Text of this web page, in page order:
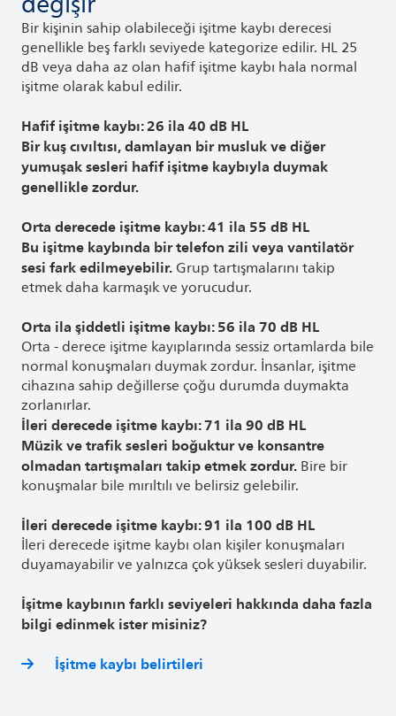
Bir kişinin sahip olabileceği işitme kaybı derecesi
genellikle beş farklı seviyede kategorize edilir. HL 25
dB veya daha az olan hafif işitme kaybı hala normal
işitme olarak kabul edilir.
Hafif işitme kaybı: 26 ila 40 dB HL
Bir kuş cıvıltısı, damlayan bir musluk ve diğer
yumuşak sesleri hafif işitme kaybıyla duymak
genellikle zordur.
Orta derecede işitme kaybı: 41 ila 55 dB HL
Bu işitme kaybında bir telefon zili veya vantilatör
sesi fark edilmeyebilir.Grup tartışmalarını takip
etmek daha karmaşık ve yorucudur.
Orta ila şiddetli işitme kaybı: 56 ila 70 dB HL
Orta - derece işitme kayıplarında sessiz ortamlarda bile
normal konuşmaları duymak zordur. İnsanlar, işitme
cihazına sahip değillerse çoğu durumda duymakta
zorlanırlar.
İleri derecede işitme kaybı: 71 ila 90 dB HL
Müzik ve trafik sesleri boğuktur ve konsantre
olmadan tartışmaları takip etmek zordur.Bire bir
konuşmalar bile mırıltılı ve belirsiz gelebilir.
İleri derecede işitme kaybı: 91 ila 100 dB HL
İleri derecede işitme kaybı olan kişiler konuşmaları
duyamayabilir ve yalnızca çok yüksek sesleri duyabilir.
İşitme kaybının farklı seviyeleri hakkında daha fazla
bilgi edinmek ister misiniz?
İşitme kaybı belirtileri